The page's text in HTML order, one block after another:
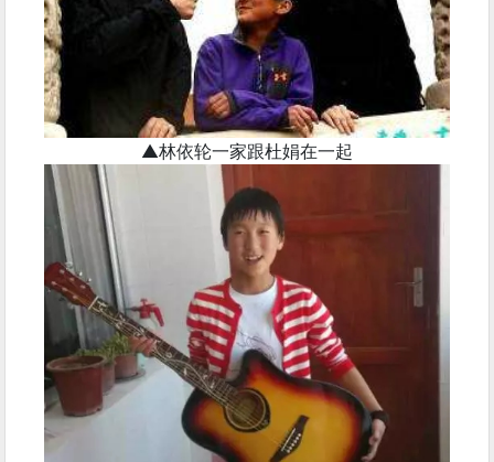
▲林依轮一家跟杜娟在一起